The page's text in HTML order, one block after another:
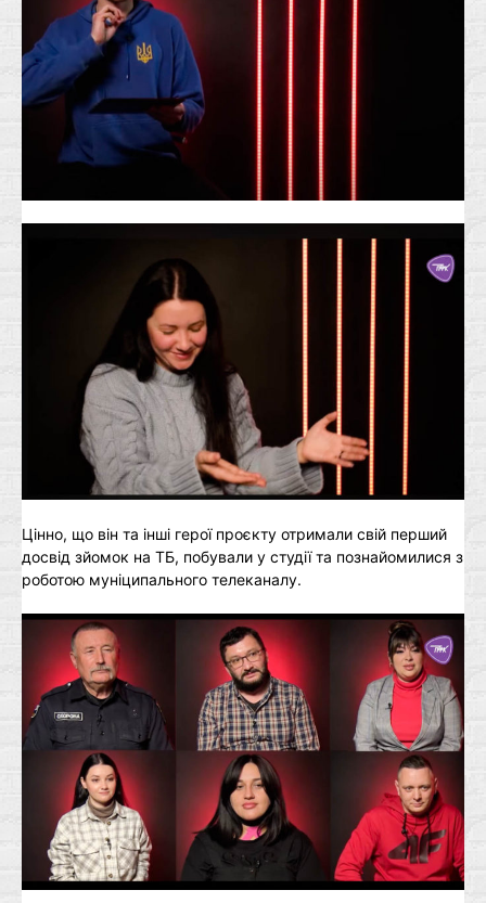
Цінно, що він та інші герої проєкту отримали свій перший
досвід зйомок на ТБ, побували у студії та познайомилися з
роботою муніципального телеканалу.